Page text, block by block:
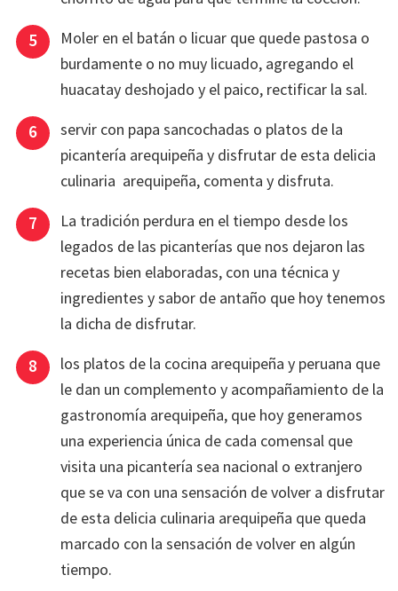
Moler en el batán o licuar que quede pastosa o
burdamente o no muy licuado, agregando el
huacatay deshojado y el paico, rectificar la sal.
servir con papa sancochadas o platos de la
picantería arequipeña y disfrutar de esta delicia
culinaria arequipeña, comenta y disfruta.
La tradición perdura en el tiempo desde los
legados de las picanterías que nos dejaron las
recetas bien elaboradas, con una técnica y
ingredientes y sabor de antaño que hoy tenemos
la dicha de disfrutar.
los platos de la cocina arequipeña y peruana que
le dan un complemento y acompañamiento de la
gastronomía arequipeña, que hoy generamos
una experiencia única de cada comensal que
visita una picantería sea nacional o extranjero
que se va con una sensación de volver a disfrutar
de esta delicia culinaria arequipeña que queda
marcado con la sensación de volver en algún
tiempo.